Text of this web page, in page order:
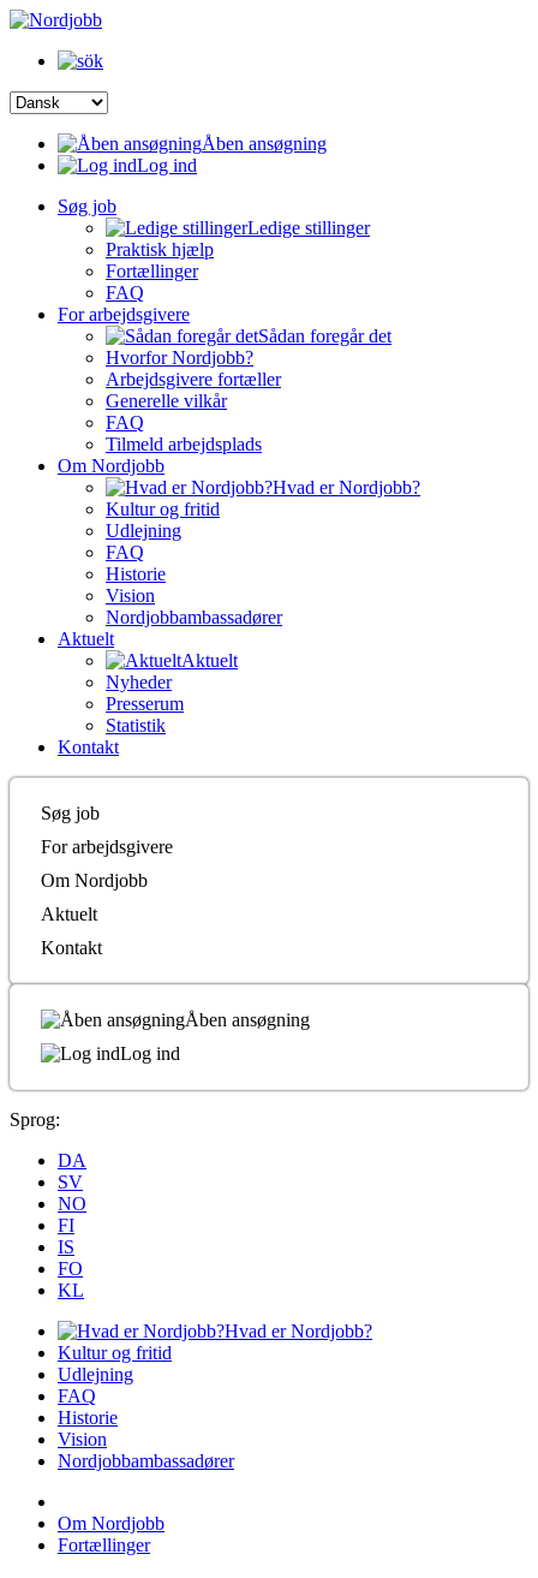
Åben ansøgning
Log ind
Søg job
Ledige stillinger
Praktisk hjælp
Fortællinger
FAQ
For arbejdsgivere
Sådan foregår det
Hvorfor Nordjobb?
Arbejdsgivere fortæller
Generelle vilkår
FAQ
Tilmeld arbejdsplads
Om Nordjobb
Hvad er Nordjobb?
Kultur og fritid
Udlejning
FAQ
Historie
Vision
Nordjobbambassadører
Aktuelt
Aktuelt
Nyheder
Presserum
Statistik
Kontakt
Søg job
For arbejdsgivere
Om Nordjobb
Aktuelt
Kontakt
Åben ansøgning
Log ind
Sprog:
DA
SV
NO
FI
IS
FO
KL
Hvad er Nordjobb?
Kultur og fritid
Udlejning
FAQ
Historie
Vision
Nordjobbambassadører
Om Nordjobb
Fortællinger